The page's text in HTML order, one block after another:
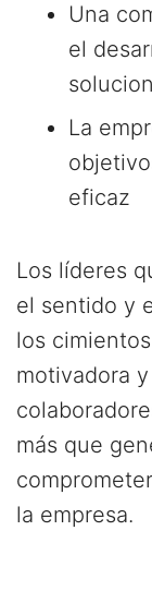
Una
el
La
eficaz
Los líderes
el sentido y
los
motivadora
más que
la empresa.